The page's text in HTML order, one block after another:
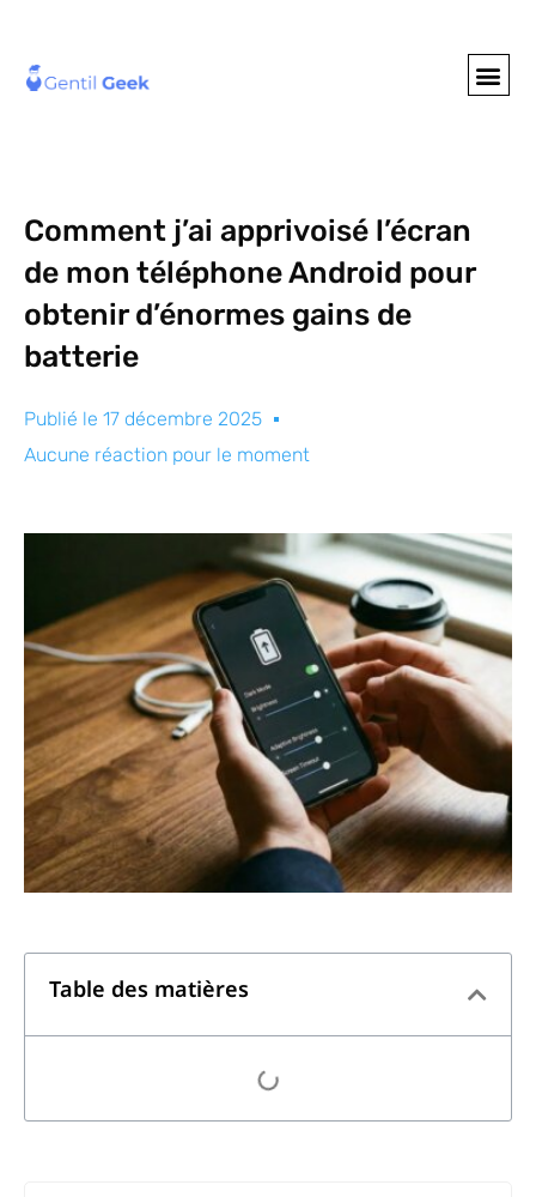
Comment j’ai apprivoisé l’écran
de mon téléphone Android pour
obtenir d’énormes gains de
batterie
Publié le 17 décembre 2025
Aucune réaction pour le moment
Table des matières